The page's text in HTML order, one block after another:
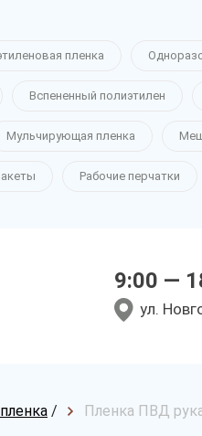
пленка
Вспененный полиэтилен
Мульчирующая пленка
Рабочие перчатки
9:00 —
ул.
/ Пленка ПВД